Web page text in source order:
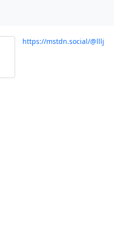
https://mstdn.social/@lllj